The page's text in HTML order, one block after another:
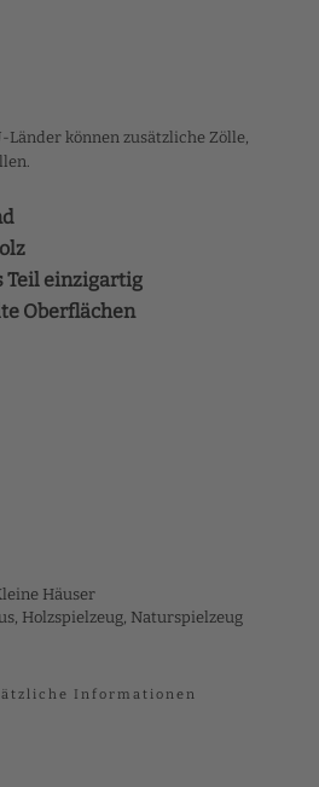
können zusätzliche Zölle,
Teil einzigartig
Oberflächen
Häuser
Holzspielzeug Naturspielzeug
Informationen